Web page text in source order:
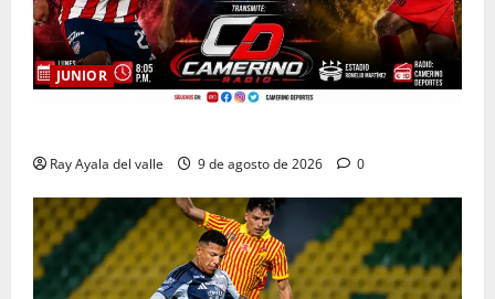
JUNIOR
Ray Ayala del valle 9 de agosto de 2026 0